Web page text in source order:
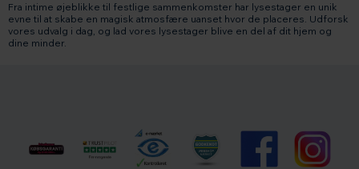
Fra intime øjeblikke til festlige sammenkomster har lysestager en unik
evne til at skabe en magisk atmosfære uanset hvor de placeres. Udforsk
vores udvalg i dag, og lad vores lysestager blive en del af dit hjem og
dine minder.